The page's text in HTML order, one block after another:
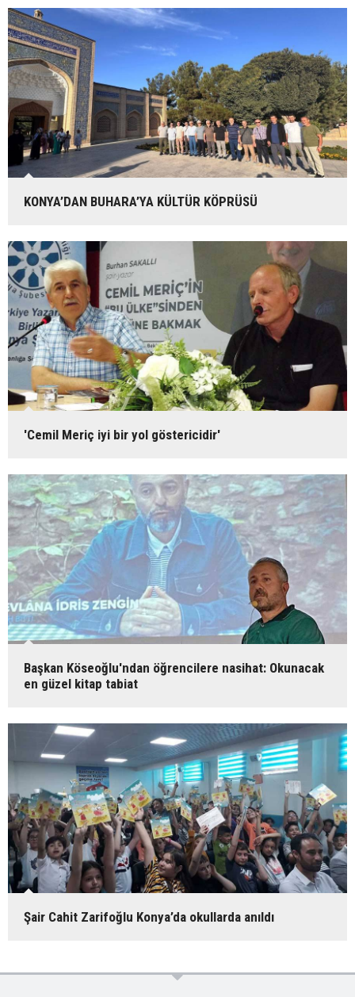
KONYA’DAN BUHARA’YA KÜLTÜR KÖPRÜSÜ
'Cemil Meriç iyi bir yol göstericidir'
Başkan Köseoğlu'ndan öğrencilere nasihat: Okunacak
en güzel kitap tabiat
Şair Cahit Zarifoğlu Konya’da okullarda anıldı